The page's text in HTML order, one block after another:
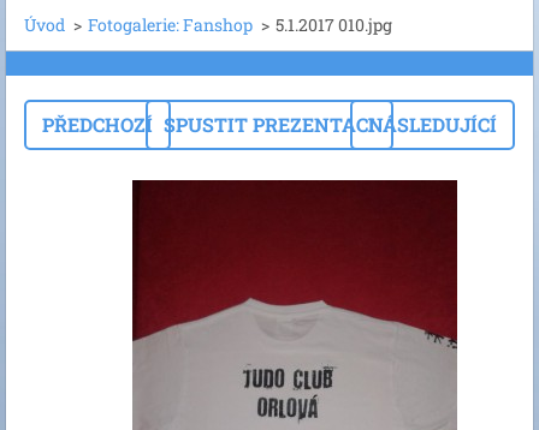
Úvod > Fotogalerie: Fanshop > 5.1.2017 010.jpg
PŘEDCHOZÍ SPUSTIT PREZENTACINÁSLEDUJÍCÍ